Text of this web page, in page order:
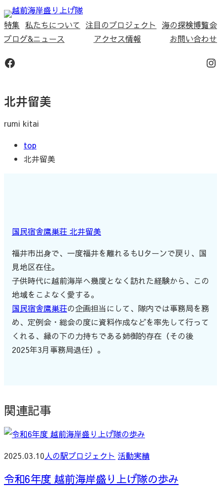
内
容
を
キ
特集 私たちについて 注目のプロジェクト
海の探検博覧会
ブログ&ニュース
アクセス情報 お問い合わせ
Facebook
北井留美
rumi kitai
top
北井留美
国民宿舎鷹巣荘 北井留美
福井市出身で、一度福井を離れるもUターンで戻り、国
見地区在住。
子供時代に越前海岸へ幾度となく訪れた経験から、この
地域をこよなく愛する。
国民宿舎鷹巣荘の企画担当にして、隊内では事務局を務
め、定例会・総会の度に資料作成などを率先して行って
くれる、縁の下の力持ちである姉御的存在（その後
2025年3月事務局退任）。
関連記事
2025.03.10人の駅プロジェクト 活動実績
令和6年度 越前海岸盛り上げ隊の歩み